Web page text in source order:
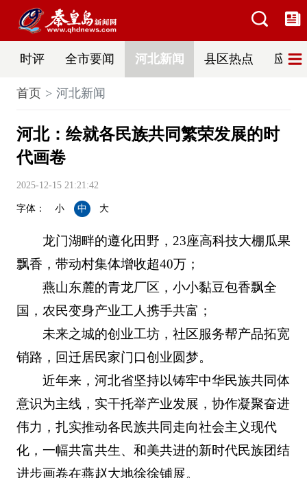
时评 全市要闻 河北新闻 县区热点 应急
首页 河北新闻
河北：绘就各民族共同繁荣发展的时
代画卷
2025-12-15 21:21:42
字体： 小 中 大
龙门湖畔的遵化田野，23座高科技大棚瓜果
飘香，带动村集体增收超40万；
燕山东麓的青龙厂区，小小黏豆包香飘全
国，农民变身产业工人携手共富；
未来之城的创业工坊，社区服务帮产品拓宽
销路，回迁居民家门口创业圆梦。
近年来，河北省坚持以铸牢中华民族共同体
意识为主线，实干托举产业发展，协作凝聚奋进
伟力，扎实推动各民族共同走向社会主义现代
化，一幅共富共生、和美共进的新时代民族团结
进步画卷在燕赵大地徐徐铺展。